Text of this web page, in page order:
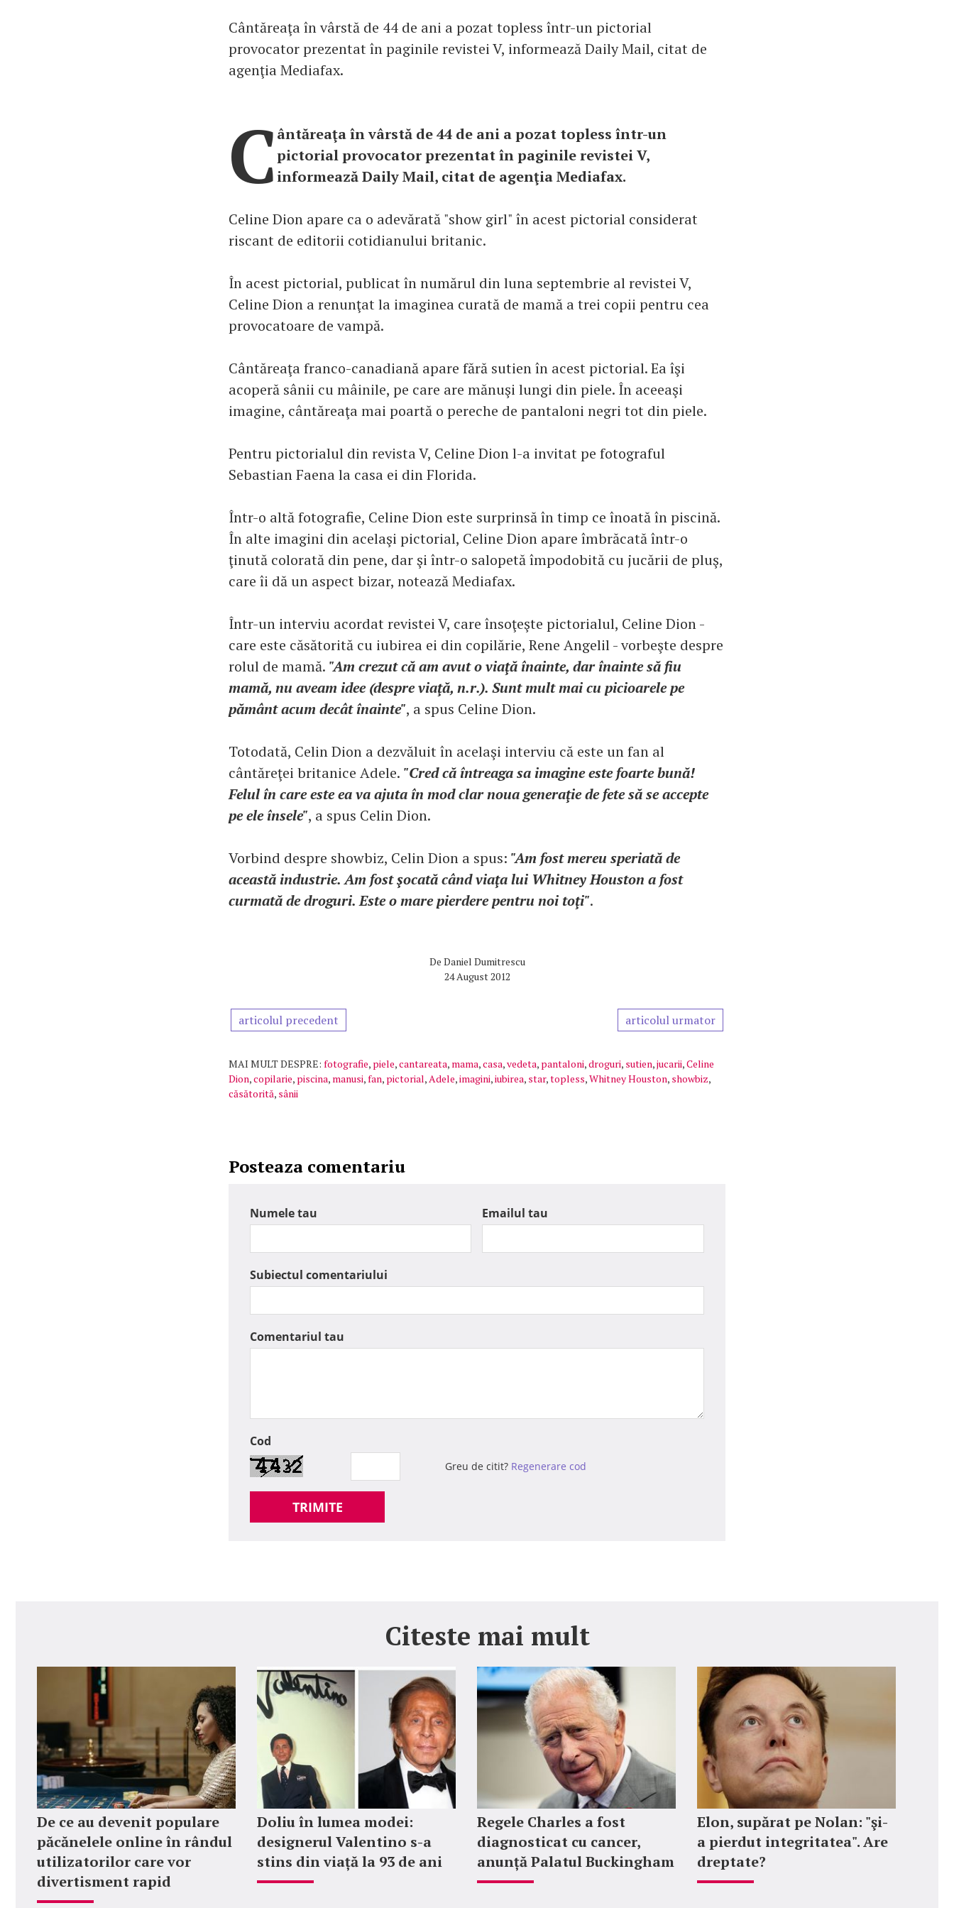
Cântăreaţa în vârstă de 44 de ani a pozat topless într-un pictorial
provocator prezentat în paginile revistei V, informează Daily Mail, citat de
agenţia Mediafax.
C ântăreaţa în vârstă de 44 de ani a pozat topless într-un
pictorial provocator prezentat în paginile revistei V,
informează Daily Mail, citat de agenţia Mediafax.
Celine Dion apare ca o adevărată "show girl" în acest pictorial considerat
riscant de editorii cotidianului britanic.
În acest pictorial, publicat în numărul din luna septembrie al revistei V,
Celine Dion a renunţat la imaginea curată de mamă a trei copii pentru cea
provocatoare de vampă.
Cântăreaţa franco-canadiană apare fără sutien în acest pictorial. Ea îşi
acoperă sânii cu mâinile, pe care are mănuşi lungi din piele. În aceeaşi
imagine, cântăreaţa mai poartă o pereche de pantaloni negri tot din piele.
Pentru pictorialul din revista V, Celine Dion l-a invitat pe fotograful
Sebastian Faena la casa ei din Florida.
Într-o altă fotografie, Celine Dion este surprinsă în timp ce înoată în piscină.
În alte imagini din acelaşi pictorial, Celine Dion apare îmbrăcată într-o
ţinută colorată din pene, dar şi într-o salopetă împodobită cu jucării de pluş,
care îi dă un aspect bizar, notează Mediafax.
Într-un interviu acordat revistei V, care însoţeşte pictorialul, Celine Dion -
care este căsătorită cu iubirea ei din copilărie, Rene Angelil - vorbeşte despre
rolul de mamă. "Am crezut că am avut o viaţă înainte, dar înainte să fiu
mamă, nu aveam idee (despre viaţă, n.r.). Sunt mult mai cu picioarele pe
pământ acum decât înainte", a spus Celine Dion.
Totodată, Celin Dion a dezvăluit în acelaşi interviu că este un fan al
cântăreţei britanice Adele. "Cred că întreaga sa imagine este foarte bună!
Felul în care este ea va ajuta în mod clar noua generaţie de fete să se accepte
pe ele însele", a spus Celin Dion.
Vorbind despre showbiz, Celin Dion a spus: "Am fost mereu speriată de
această industrie. Am fost şocată când viaţa lui Whitney Houston a fost
curmată de droguri. Este o mare pierdere pentru noi toţi".
De Daniel Dumitrescu
24 August 2012
articolul precedent articolul urmator
MAI MULT DESPRE: fotografie, piele,cantareata, mama,casa,vedeta, pantaloni,droguri, sutien,jucarii,Celine
Dion,copilarie, piscina, manusi,fan, pictorial,Adele,imagini,iubirea, star,topless,Whitney Houston, showbiz,
căsătorită, sânii
Posteaza comentariu
Numele tau Emailul tau
Subiectul comentariului
Comentariul tau
Cod
Greu de citit? Regenerare cod
TRIMITE
Citeste mai mult
De ce au devenit populare
păcănelele online în rândul
utilizatorilor care vor
divertisment rapid
Doliu în lumea modei:
designerul Valentino s-a
stins din viață la 93 de ani
Regele Charles a fost
diagnosticat cu cancer,
anunță Palatul Buckingham
Elon, supărat pe Nolan: "şi-
a pierdut integritatea". Are
dreptate?